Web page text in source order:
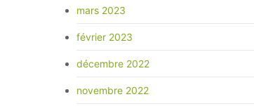
mars 2023
février 2023
décembre 2022
novembre 2022